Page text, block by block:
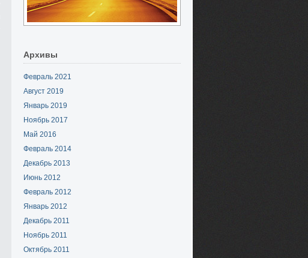
Архивы
Февраль 2021
Август 2019
Январь 2019
Ноябрь 2017
Май 2016
Февраль 2014
Декабрь 2013
Июнь 2012
Февраль 2012
Январь 2012
Декабрь 2011
Ноябрь 2011
Октябрь 2011